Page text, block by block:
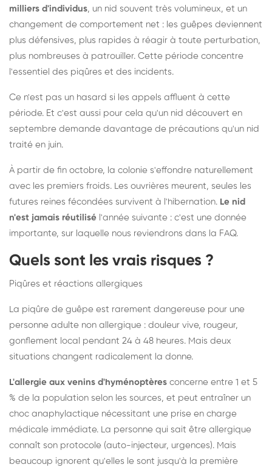
milliers d'individus, un nid souvent très volumineux, et un
changement de comportement net : les guêpes deviennent
plus défensives, plus rapides à réagir à toute perturbation,
plus nombreuses à patrouiller. Cette période concentre
l'essentiel des piqûres et des incidents.
Ce n'est pas un hasard si les appels affluent à cette
période. Et c'est aussi pour cela qu'un nid découvert en
septembre demande davantage de précautions qu'un nid
traité en juin.
À partir de fin octobre, la colonie s'effondre naturellement
avec les premiers froids. Les ouvrières meurent, seules les
futures reines fécondées survivent à l'hibernation. Le nid
n'est jamais réutilisé l'année suivante : c'est une donnée
importante, sur laquelle nous reviendrons dans la FAQ.
Quels sont les vrais risques ?
Piqûres et réactions allergiques
La piqûre de guêpe est rarement dangereuse pour une
personne adulte non allergique : douleur vive, rougeur,
gonflement local pendant 24 à 48 heures. Mais deux
situations changent radicalement la donne.
L'allergie aux venins d'hyménoptères concerne entre 1 et 5
% de la population selon les sources, et peut entraîner un
choc anaphylactique nécessitant une prise en charge
médicale immédiate. La personne qui sait être allergique
connaît son protocole (auto-injecteur, urgences). Mais
beaucoup ignorent qu'elles le sont jusqu'à la première